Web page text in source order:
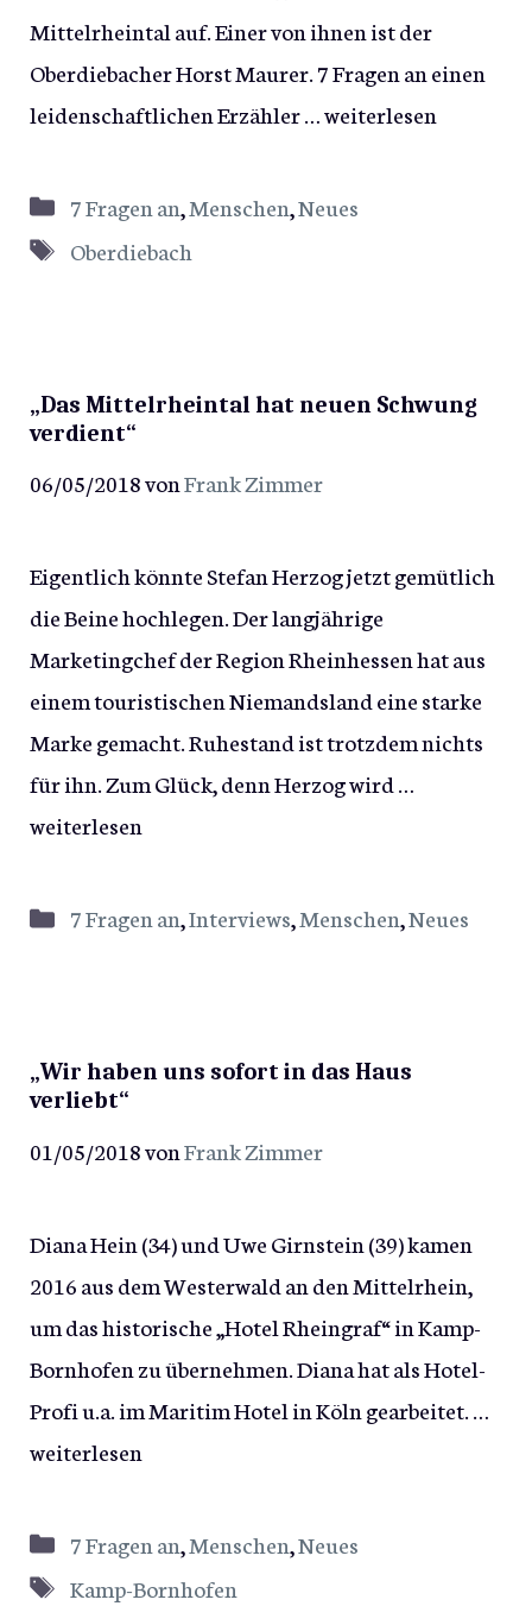
Mittelrheintal auf. Einer von ihnen ist der
Oberdiebacher Horst Maurer. 7 Fragen an einen
leidenschaftlichen Erzähler …weiterlesen
Kategorien
7 Fragen an,Menschen,Neues
Schlagwörter
Oberdiebach
„Das Mittelrheintal hat neuen Schwung
verdient“
06/05/2018vonFrank Zimmer
Eigentlich könnte Stefan Herzog jetzt gemütlich
die Beine hochlegen. Der langjährige
Marketingchef der Region Rheinhessen hat aus
einem touristischen Niemandsland eine starke
Marke gemacht. Ruhestand ist trotzdem nichts
für ihn. Zum Glück, denn Herzog wird …
weiterlesen
Kategorien
7 Fragen an,Interviews,Menschen,Neues
„Wir haben uns sofort in das Haus
verliebt“
01/05/2018vonFrank Zimmer
Diana Hein (34) und Uwe Girnstein (39) kamen
2016 aus dem Westerwald an den Mittelrhein,
um das historische „Hotel Rheingraf“ in Kamp-
Bornhofen zu übernehmen. Diana hat als Hotel-
Profi u.a. im Maritim Hotel in Köln gearbeitet. …
weiterlesen
Kategorien
7 Fragen an,Menschen,Neues
Schlagwörter
Kamp-Bornhofen